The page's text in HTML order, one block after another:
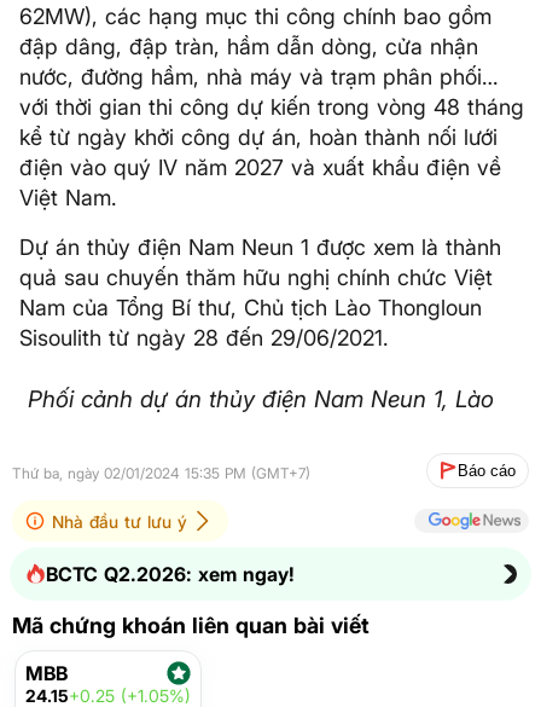
62MW), các hạng mục thi công chính bao gồm
đập dâng, đập tràn, hầm dẫn dòng, cửa nhận
nước, đường hầm, nhà máy và trạm phân phối…
với thời gian thi công dự kiến trong vòng 48 tháng
kể từ ngày khởi công dự án, hoàn thành nối lưới
điện vào quý IV năm 2027 và xuất khẩu điện về
Việt Nam.
Dự án thủy điện Nam Neun 1 được xem là thành
quả sau chuyến thăm hữu nghị chính chức Việt
Nam của Tổng Bí thư, Chủ tịch Lào Thongloun
Sisoulith từ ngày 28 đến 29/06/2021.
Phối cảnh dự án thủy điện Nam Neun 1, Lào
Thứ ba, ngày 02/01/2024 15:35 PM (GMT+7) Báo cáo
Nhà đầu tư lưu ý
BCTC Q2.2026: xem ngay!
Mã chứng khoán liên quan bài viết
MBB
24.15+0.25 (+1.05%)